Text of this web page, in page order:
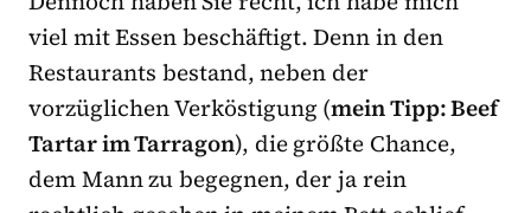
viel mit Essen beschäftigt. Denn in den
Restaurants bestand, neben der
vorzüglichen Verköstigung (mein Tipp: Beef
Tartar im Tarragon), die größte Chance,
dem Mann zu begegnen, der ja rein